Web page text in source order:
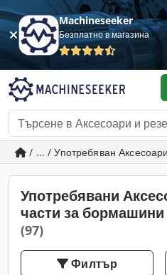
Machineseeker
Безплатно в магазина
/ ... / Употребяван
Употребявани
части за
(97)
Филтър